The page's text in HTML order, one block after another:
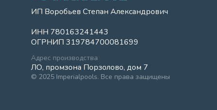
ИП Воробьев Степан Александрович
ИНН 780163241443
ОГРНИП 319784700081699
Адрес производства
ЛО, промзона Порзолово, дом 7
© 2025 Imperialpools. Все права защищены